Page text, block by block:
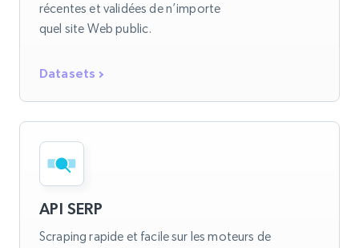
récentes et validées de n’importe
quel site Web public.
Datasets
API SERP
Scraping rapide et facile sur les moteurs de